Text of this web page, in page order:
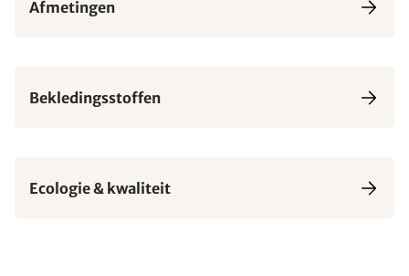
Afmetingen
Bekledingsstoffen
Ecologie & kwaliteit